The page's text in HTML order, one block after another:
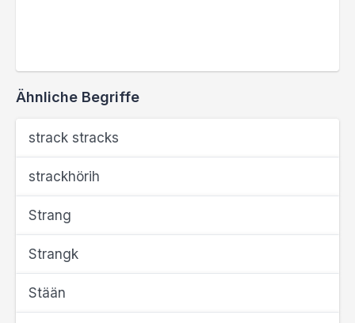
Ähnliche Begriffe
strack stracks
strackhörih
Strang
Strangk
Stään